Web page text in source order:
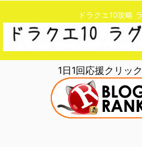
ドラクエ10攻略
1日1回応援クリッ